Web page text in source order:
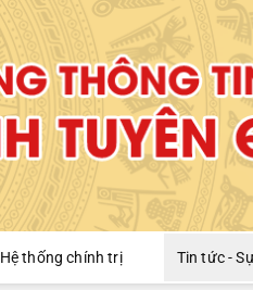
Hệ thống chính trị Tin tức -